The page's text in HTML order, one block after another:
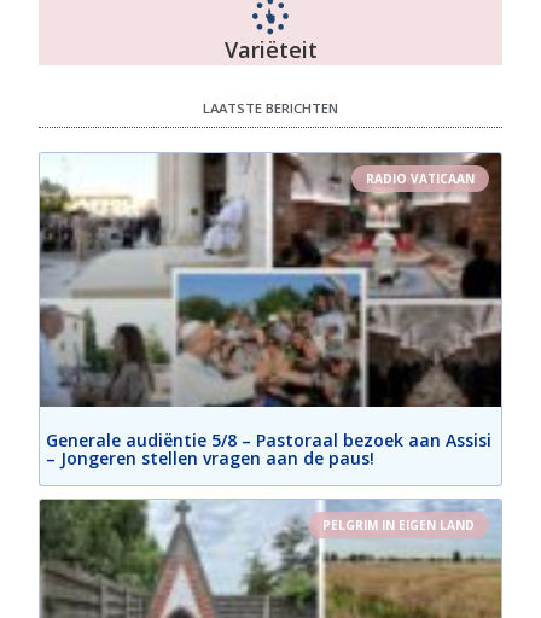
Variëteit
LAATSTE BERICHTEN
RADIO VATICAAN
Generale audiëntie 5/8 – Pastoraal bezoek aan Assisi
– Jongeren stellen vragen aan de paus!
PELGRIM IN EIGEN LAND